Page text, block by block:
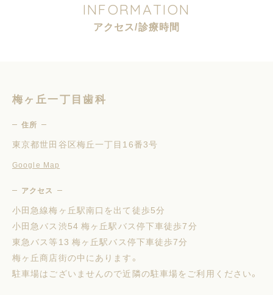
INFORMATION
アクセス/診療時間
梅ヶ丘一丁目歯科
住所
東京都世田谷区梅丘一丁目16番3号
Google Map
アクセス
小田急線梅ヶ丘駅南口を出て徒歩5分
小田急バス渋54 梅ヶ丘駅バス停下車徒歩7分
東急バス等13 梅ヶ丘駅バス停下車徒歩7分
梅ヶ丘商店街の中にあります。
駐車場はございませんので近隣の駐車場をご利用ください。